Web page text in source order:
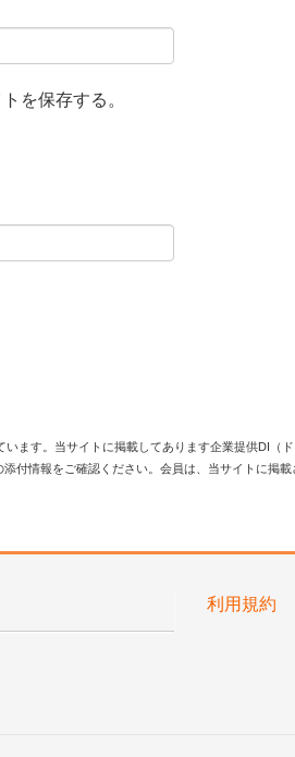
を保存する。
ます。当サイトに掲載してあります企業提供DI（
情報をご確認ください。会員は、当サイトに掲
利用規約